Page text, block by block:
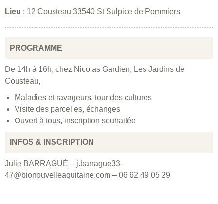
Lieu : 12 Cousteau 33540 St Sulpice de Pommiers
PROGRAMME
De 14h à 16h, chez Nicolas Gardien, Les Jardins de
Cousteau,
Maladies et ravageurs, tour des cultures
Visite des parcelles, échanges
Ouvert à tous, inscription souhaitée
INFOS & INSCRIPTION
Julie BARRAGUÉ – j.barrague33-
47@bionouvelleaquitaine.com – 06 62 49 05 29